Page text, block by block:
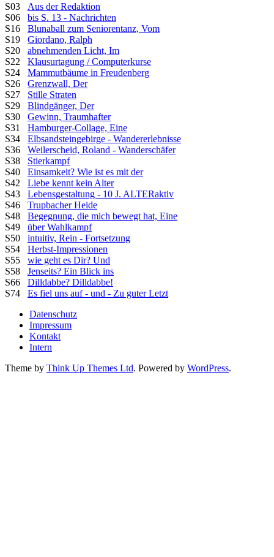
S03 Aus der Redaktion
S06 bis S. 13 - Nachrichten
S16 Blunaball zum Seniorentanz, Vom
S19 Giordano, Ralph
S20 abnehmenden Licht, Im
S22 Klausurtagung / Computerkurse
S24 Mammutbäume in Freudenberg
S26 Grenzwall, Der
S27 Stille Straten
S29 Blindgänger, Der
S30 Gewinn, Traumhafter
S31 Hamburger-Collage, Eine
S34 Elbsandsteingebirge - Wandererlebnisse
S36 Weilerscheid, Roland - Wanderschäfer
S38 Stierkampf
S40 Einsamkeit? Wie ist es mit der
S42 Liebe kennt kein Alter
S43 Lebensgestaltung - 10 J. ALTERaktiv
S46 Trupbacher Heide
S48 Begegnung, die mich bewegt hat, Eine
S49 über Wahlkampf
S50 intuitiv, Rein - Fortsetzung
S54 Herbst-Impressionen
S55 wie geht es Dir? Und
S58 Jenseits? Ein Blick ins
S66 Dilldabbe? Dilldabbe!
S74 Es fiel uns auf - und - Zu guter Letzt
Datenschutz
Impressum
Kontakt
Intern
Theme by Think Up Themes Ltd. Powered by WordPress.